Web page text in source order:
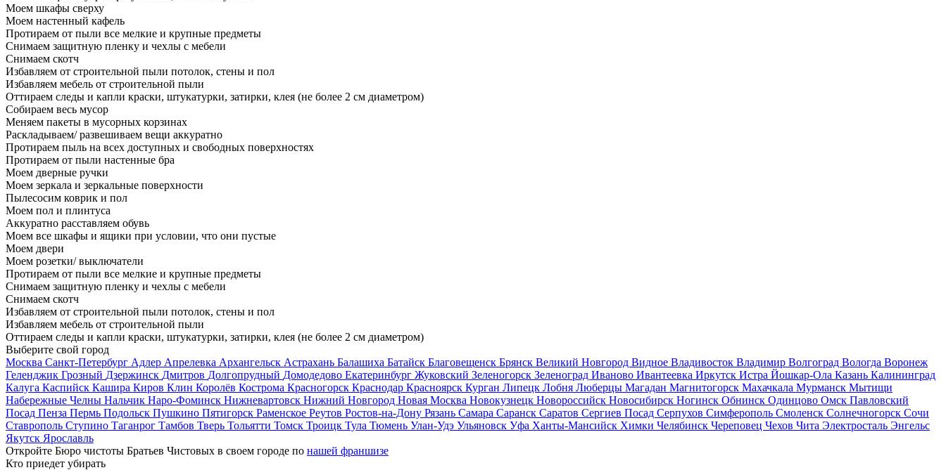
Моем шкафы сверху
Моем настенный кафель
Протираем от пыли все мелкие и крупные предметы
Снимаем защитную пленку и чехлы с мебели
Снимаем скотч
Избавляем от строительной пыли потолок, стены и пол
Избавляем мебель от строительной пыли
Оттираем следы и капли краски, штукатурки, затирки, клея (не более 2 см диаметром)
Собираем весь мусор
Меняем пакеты в мусорных корзинах
Раскладываем/ развешиваем вещи аккуратно
Протираем пыль на всех доступных и свободных поверхностях
Протираем от пыли настенные бра
Моем дверные ручки
Моем зеркала и зеркальные поверхности
Пылесосим коврик и пол
Моем пол и плинтуса
Аккуратно расставляем обувь
Моем все шкафы и ящики при условии, что они пустые
Моем двери
Моем розетки/ выключатели
Протираем от пыли все мелкие и крупные предметы
Снимаем защитную пленку и чехлы с мебели
Снимаем скотч
Избавляем от строительной пыли потолок, стены и пол
Избавляем мебель от строительной пыли
Оттираем следы и капли краски, штукатурки, затирки, клея (не более 2 см диаметром)
Выберите свой город
Москва Санкт-Петербург Адлер Апрелевка Архангельск Астрахань Балашиха Батайск Благовещенск Брянск Великий Новгород Видное Владивосток Владимир Волгоград Вологда Воронеж
Геленджик Грозный Дзержинск Дмитров Долгопрудный Домодедово Екатеринбург Жуковский Зеленогорск Зеленоград Иваново Ивантеевка Иркутск Истра Йошкар-Ола Казань Калининград
Калуга Каспийск Кашира Киров Клин Королёв Кострома Красногорск Краснодар Красноярск Курган Липецк Лобня Люберцы Магадан Магнитогорск Махачкала Мурманск Мытищи
Набережные Челны Нальчик Наро-Фоминск Нижневартовск Нижний Новгород Новая Москва Новокузнецк Новороссийск Новосибирск Ногинск Обнинск Одинцово Омск Павловский
Посад Пенза Пермь Подольск Пушкино Пятигорск Раменское Реутов Ростов-на-Дону Рязань Самара Саранск Саратов Сергиев Посад Серпухов Симферополь Смоленск Солнечногорск Сочи
Ставрополь Ступино Таганрог Тамбов Тверь Тольятти Томск Троицк Тула Тюмень Улан-Удэ Ульяновск Уфа Ханты-Мансийск Химки Челябинск Череповец Чехов Чита Электросталь Энгельс
Якутск Ярославль
Откройте Бюро чистоты Братьев Чистовых в своем городе по нашей франшизе
Кто приедет убирать